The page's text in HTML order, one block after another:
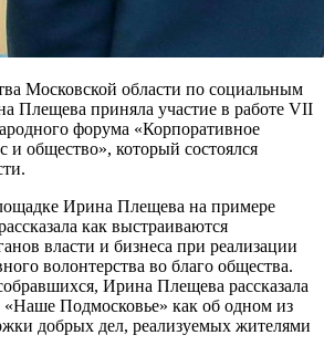
Московской области по социальным
Плещева приняла участие в работе VII
форума «Корпоративное
и общество», который состоялся
Ирина Плещева на примере
как выстраиваются
власти и бизнеса при реализации
волонтерства во благо общества.
Ирина Плещева рассказала
Подмосковье» как об одном из
добрых дел, реализуемых жителями